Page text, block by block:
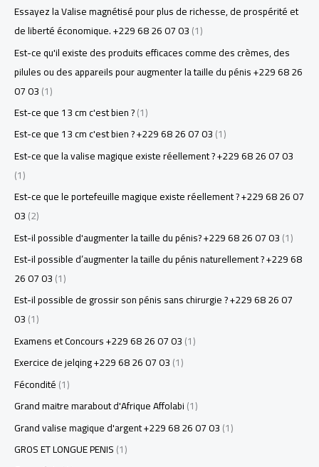
Essayez la Valise magnétisé pour plus de richesse, de prospérité et
de liberté économique. +229 68 26 07 03(1)
Est-ce qu'il existe des produits efficaces comme des crèmes, des
pilules ou des appareils pour augmenter la taille du pénis +229 68 26
07 03(1)
Est-ce que 13 cm c'est bien ?(1)
Est-ce que 13 cm c'est bien ? +229 68 26 07 03(1)
Est-ce que la valise magique existe réellement ? +229 68 26 07 03
(1)
Est-ce que le portefeuille magique existe réellement ? +229 68 26 07
03(2)
Est-il possible d'augmenter la taille du pénis? +229 68 26 07 03(1)
Est-il possible d’augmenter la taille du pénis naturellement ? +229 68
26 07 03(1)
Est-il possible de grossir son pénis sans chirurgie ? +229 68 26 07
03(1)
Examens et Concours +229 68 26 07 03(1)
Exercice de jelqing +229 68 26 07 03(1)
Fécondité(1)
Grand maitre marabout d'Afrique Affolabi(1)
Grand valise magique d'argent +229 68 26 07 03(1)
GROS ET LONGUE PENIS(1)